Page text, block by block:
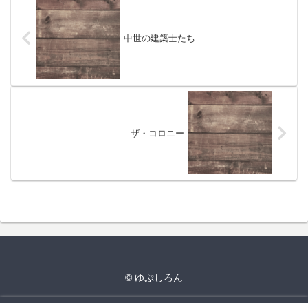
中世の建築士たち
ザ・コロニー
© ゆぷしろん